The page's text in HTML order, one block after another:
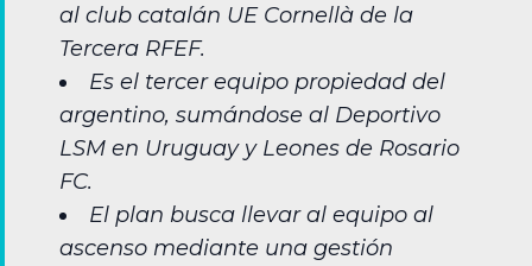
al club catalán UE Cornellà de la
Tercera RFEF.
Es el tercer equipo propiedad del
argentino, sumándose al Deportivo
LSM en Uruguay y Leones de Rosario
FC.
El plan busca llevar al equipo al
ascenso mediante una gestión